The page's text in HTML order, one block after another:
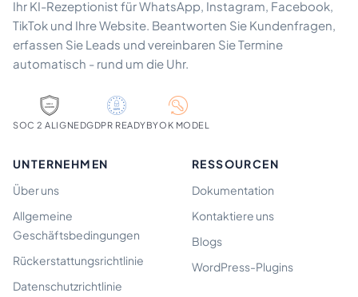
Ihr KI-Rezeptionist für WhatsApp, Instagram, Facebook,
TikTok und Ihre Website. Beantworten Sie Kundenfragen,
erfassen Sie Leads und vereinbaren Sie Termine
automatisch - rund um die Uhr.
SOC 2 ALIGNEDGDPR READYBYOK MODEL
UNTERNEHMEN
Über uns
Allgemeine
Geschäftsbedingungen
Rückerstattungsrichtlinie
Datenschutzrichtlinie
RESSOURCEN
Dokumentation
Kontaktiere uns
Blogs
WordPress-Plugins